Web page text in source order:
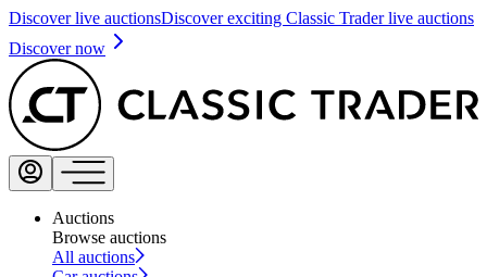
Discover live auctionsDiscover exciting Classic Trader live auctions
Discover now
Auctions
Browse auctions
All auctions